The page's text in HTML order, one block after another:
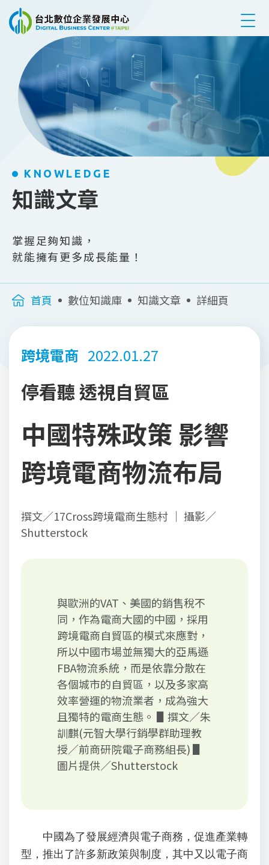
跳到主要內容
KNOWLEDGE
知識文章
掌握足夠知識，
就能擁有更多成長能量！
首頁 數位知識庫 知識文章 詳細頁
跨境電商 2022.01.27
停看聽 透視自貿區
中國特殊政策 影響
跨境電商物流布局
撰文／17Cross跨境電商生態村 ｜ 攝影／
Shutterstock
與歐洲的VAT、美國的銷售稅不
同，作為電商大國的中國，採用
跨境電商自貿區的模式來應對，
所以中國市場並無獨大的亞馬遜
FBA物流系統，而是依靠分散在
各個城市的自貿區，以及多家高
效率營運的物流業者，成為強大
且獨特的電商生態。 ▋撰文／朱
訓麒(元智大學行銷學群助理教
授／前商研院電子商務組長) ▋
圖片提供／Shutterstock
中國為了發展經濟與電子商務，促進產業轉
型，推出了許多新政策與制度，其中又以電子商